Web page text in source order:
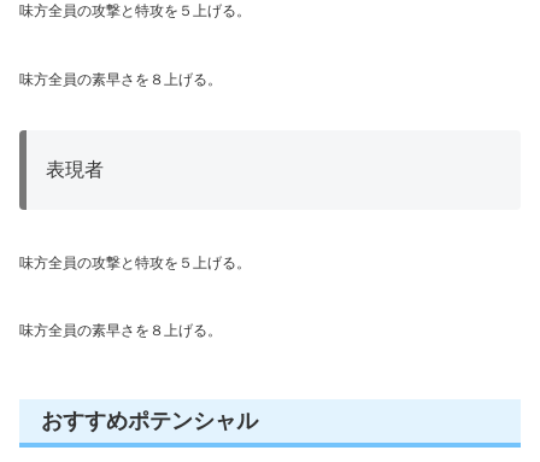
味方全員の攻撃と特攻を５上げる。
味方全員の素早さを８上げる。
表現者
味方全員の攻撃と特攻を５上げる。
味方全員の素早さを８上げる。
おすすめポテンシャル